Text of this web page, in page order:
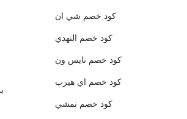
كود خصم شي ان
كود خصم النهدي
كود خصم نايس ون
كود خصم اي هيرب
كود خصم نمشي